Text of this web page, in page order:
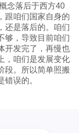
念落后于西方40
跟咱们国家自身的
还是落后的。咱们
够，导致目前咱们
开发完了，再慢也
，咱们是发展变化
段。所以简单照搬
误的。